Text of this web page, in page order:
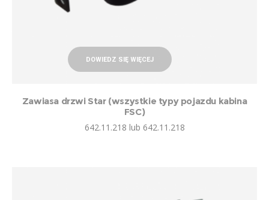
DOWIEDZ SIĘ WIĘCEJ
Zawiasa drzwi Star (wszystkie typy pojazdu kabina
FSC)
642.11.218 lub 642.11.218